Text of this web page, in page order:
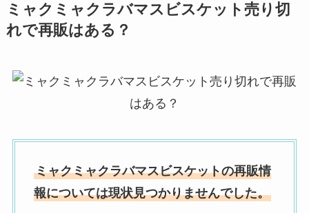
ミャクミャクラバマスビスケット売り切
れで再販はある？
ミャクミャクラバマスビスケットの再販情
報については現状見つかりませんでした。